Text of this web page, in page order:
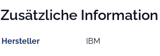
Zusätzliche Information
Hersteller IBM